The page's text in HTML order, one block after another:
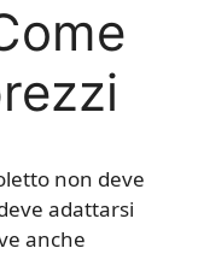
non deve
adattarsi
anche